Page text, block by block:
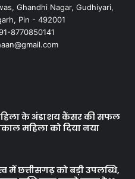
Ghandhi Nagar, Gudhiyari,
Pin - 492001
8770850141
के अंडाशय कैंसर की सफल
महिला को दिया नया
में छत्तीसगढ़ को बड़ी उपलब्धि,